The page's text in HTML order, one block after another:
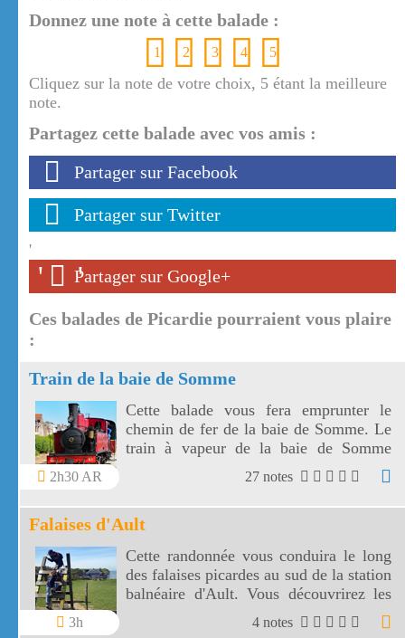
Donnez une note à cette balade :
1 2 3 4 5
Cliquez sur la note de votre choix, 5 étant la meilleure
note.
Partagez cette balade avec vos amis :
Partager sur Facebook
Partager sur Twitter
'
' '
Partager sur Google+
Ces balades de Picardie pourraient vous plaire
:
Train de la baie de Somme
2h30 AR
Cette balade vous fera emprunter le
chemin de fer de la baie de Somme. Le
train à vapeur de la baie de Somme
vous conduira de Saint Valery sur
Somme au Crotoy.
27 notes
Falaises d'Ault
3h
Cette randonnée vous conduira le long
des falaises picardes au sud de la station
balnéaire d'Ault. Vous découvrirez les
falaises de craie blanche vues d'en haut
4 notes